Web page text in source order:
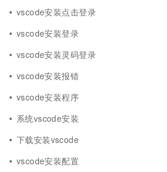
vscode安装点击登录
vscode安装登录
vscode安装灵码登录
vscode安装报错
vscode安装程序
系统vscode安装
下载安装vscode
vscode安装配置